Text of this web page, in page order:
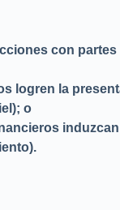
con partes
logren la
o